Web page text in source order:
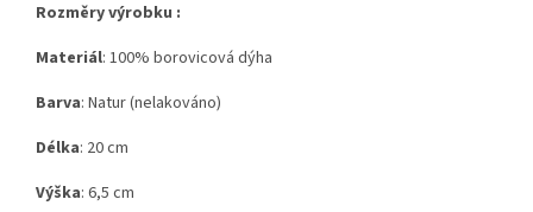
Rozměry výrobku :
Materiál: 100% borovicová dýha
Barva: Natur (nelakováno)
Délka: 20 cm
Výška: 6,5 cm